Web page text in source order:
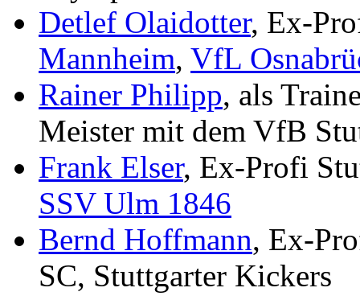
Detlef Olaidotter, Ex-
Mannheim, VfL
Rainer Philipp, als
Meister mit dem VfB
Frank Elser, Ex-Profi
SSV Ulm 1846
Bernd Hoffmann, Ex-
SC, Stuttgarter Kickers